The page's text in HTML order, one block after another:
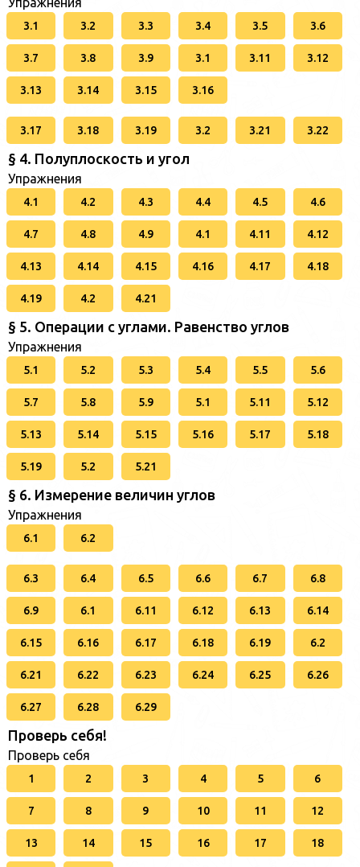
3.1 3.2 3.3 3.4 3.5 3.6
3.7 3.8 3.9 3.1 3.11 3.12
3.13 3.14 3.15 3.16
3.17 3.18 3.19 3.2 3.21 3.22
§ 4. Полуплоскость и угол
Упражнения
4.1 4.2 4.3 4.4 4.5 4.6
4.7 4.8 4.9 4.1 4.11 4.12
4.13 4.14 4.15 4.16 4.17 4.18
4.19 4.2 4.21
§ 5. Операции с углами. Равенство углов
Упражнения
5.1 5.2 5.3 5.4 5.5 5.6
5.7 5.8 5.9 5.1 5.11 5.12
5.13 5.14 5.15 5.16 5.17 5.18
5.19 5.2 5.21
§ 6. Измерение величин углов
Упражнения
6.1 6.2
6.3 6.4 6.5 6.6 6.7 6.8
6.9 6.1 6.11 6.12 6.13 6.14
6.15 6.16 6.17 6.18 6.19 6.2
6.21 6.22 6.23 6.24 6.25 6.26
6.27 6.28 6.29
Проверь себя!
Проверь себя
1 2 3 4 5 6
7 8 9 10 11 12
13 14 15 16 17 18